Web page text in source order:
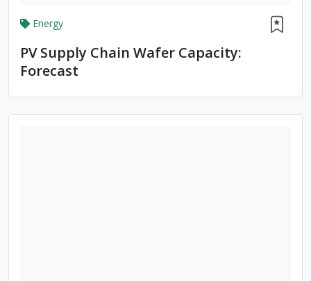
Energy
PV Supply Chain Wafer Capacity:
Forecast